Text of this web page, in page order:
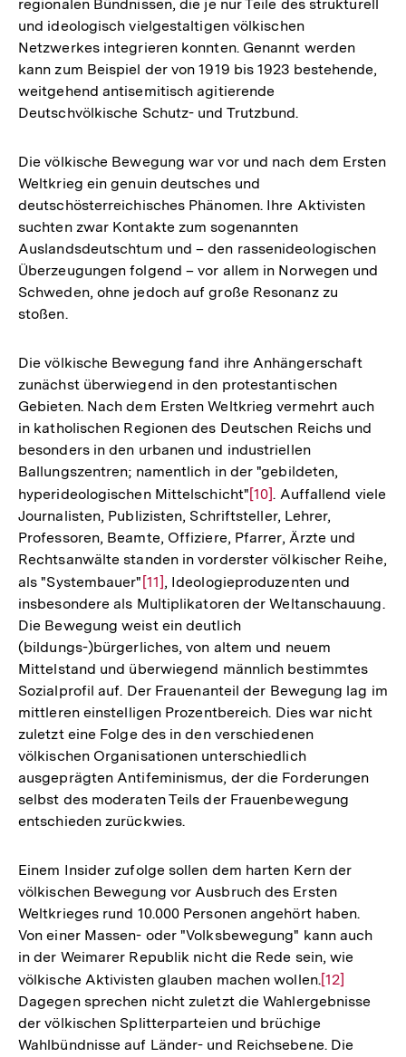
regionalen Bündnissen, die je nur Teile des strukturell
und ideologisch vielgestaltigen völkischen
Netzwerkes integrieren konnten. Genannt werden
kann zum Beispiel der von 1919 bis 1923 bestehende,
weitgehend antisemitisch agitierende
Deutschvölkische Schutz- und Trutzbund.
Die völkische Bewegung war vor und nach dem Ersten
Weltkrieg ein genuin deutsches und
deutschösterreichisches Phänomen. Ihre Aktivisten
suchten zwar Kontakte zum sogenannten
Auslandsdeutschtum und – den rassenideologischen
Überzeugungen folgend – vor allem in Norwegen und
Schweden, ohne jedoch auf große Resonanz zu
stoßen.
Die völkische Bewegung fand ihre Anhängerschaft
zunächst überwiegend in den protestantischen
Gebieten. Nach dem Ersten Weltkrieg vermehrt auch
in katholischen Regionen des Deutschen Reichs und
besonders in den urbanen und industriellen
Ballungszentren; namentlich in der "gebildeten,
hyperideologischen Mittelschicht"Zur
Auflösung
der
Fußnote
[10]. Auffallend viele
Journalisten, Publizisten, Schriftsteller, Lehrer,
Professoren, Beamte, Offiziere, Pfarrer, Ärzte und
Rechtsanwälte standen in vorderster völkischer Reihe,
als "Systembauer" Zur
Auflösung
der
Fußnote
[11], Ideologieproduzenten und
insbesondere als Multiplikatoren der Weltanschauung.
Die Bewegung weist ein deutlich
(bildungs-)bürgerliches, von altem und neuem
Mittelstand und überwiegend männlich bestimmtes
Sozialprofil auf. Der Frauenanteil der Bewegung lag im
mittleren einstelligen Prozentbereich. Dies war nicht
zuletzt eine Folge des in den verschiedenen
völkischen Organisationen unterschiedlich
ausgeprägten Antifeminismus, der die Forderungen
selbst des moderaten Teils der Frauenbewegung
entschieden zurückwies.
Einem Insider zufolge sollen dem harten Kern der
völkischen Bewegung vor Ausbruch des Ersten
Weltkrieges rund 10.000 Personen angehört haben.
Von einer Massen- oder "Volksbewegung" kann auch
in der Weimarer Republik nicht die Rede sein, wie
völkische Aktivisten glauben machen wollen.Zur
Auflösung
Fußnote
[12]
Dagegen sprechen nicht zuletzt die Wahlergebnisse
der völkischen Splitterparteien und brüchige
Wahlbündnisse auf Länder- und Reichsebene. Die